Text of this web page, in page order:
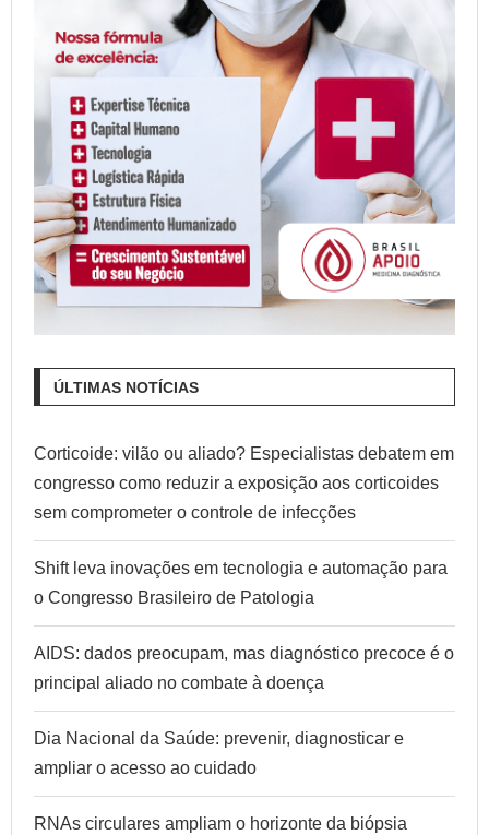
ÚLTIMAS NOTÍCIAS
Corticoide: vilão ou aliado? Especialistas debatem em
congresso como reduzir a exposição aos corticoides
sem comprometer o controle de infecções
Shift leva inovações em tecnologia e automação para
o Congresso Brasileiro de Patologia
AIDS: dados preocupam, mas diagnóstico precoce é o
principal aliado no combate à doença
Dia Nacional da Saúde: prevenir, diagnosticar e
ampliar o acesso ao cuidado
RNAs circulares ampliam o horizonte da biópsia